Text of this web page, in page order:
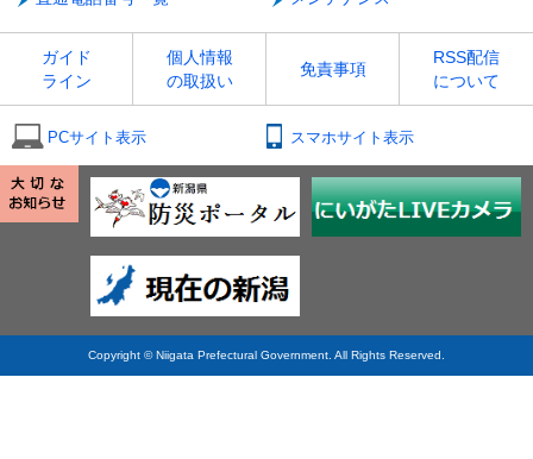
ガイド
ライン
個人情報
の取扱い
免責事項
RSS配信
について
PCサイト表示 スマホサイト表示
Copyright © Niigata Prefectural Government. All Rights Reserved.